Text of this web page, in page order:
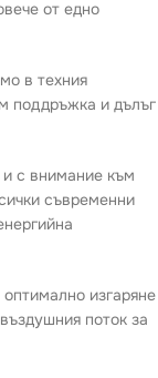
от едно
в техния
поддръжка и дълъг
и с внимание към
съвременни
изгаряне
поток за